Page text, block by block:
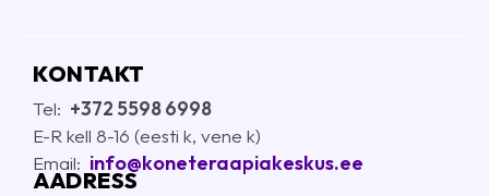
KONTAKT
Tel: +372 5598 6998
E-R kell 8-16 (eesti k, vene k)
Email: info@koneteraapiakeskus.ee
AADRESS